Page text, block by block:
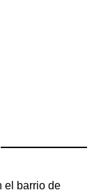
el barrio de